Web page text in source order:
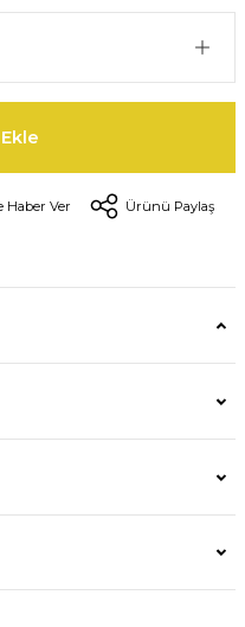
Haber Ver Ürünü Paylaş